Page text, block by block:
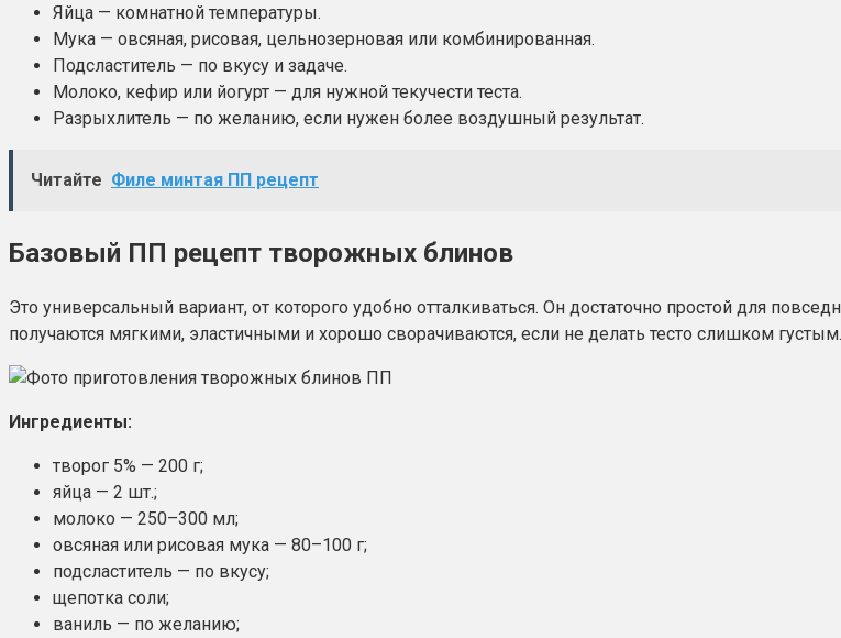
Яйца — комнатной температуры.
Мука — овсяная, рисовая, цельнозерновая или комбинированная.
Подсластитель — по вкусу и задаче.
Молоко, кефир или йогурт — для нужной текучести теста.
Разрыхлитель — по желанию, если нужен более воздушный результат.
Читайте Филе минтая ПП рецепт
Базовый ПП рецепт творожных блинов
Это универсальный вариант, от которого удобно отталкиваться. Он достаточно простой для
получаются мягкими, эластичными и хорошо сворачиваются, если не делать тесто слишком густым.
Ингредиенты:
творог 5% — 200 г;
яйца — 2 шт.;
молоко — 250–300 мл;
овсяная или рисовая мука — 80–100 г;
подсластитель — по вкусу;
щепотка соли;
ваниль — по желанию;